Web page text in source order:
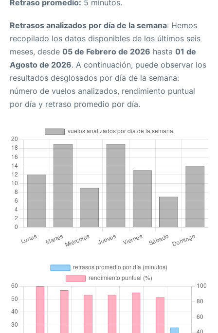
Retraso promedio: 5 minutos.
Retrasos analizados por día de la semana: Hemos
recopilado los datos disponibles de los últimos seis
meses, desde 05 de Febrero de 2026 hasta 01 de
Agosto de 2026. A continuación, puede observar los
resultados desglosados por día de la semana:
número de vuelos analizados, rendimiento puntual
por día y retraso promedio por día.